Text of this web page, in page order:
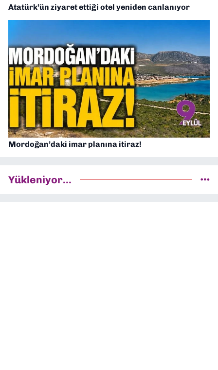
Atatürk’ün ziyaret ettiği otel yeniden canlanıyor
Mordoğan’daki imar planına itiraz!
Yükleniyor...